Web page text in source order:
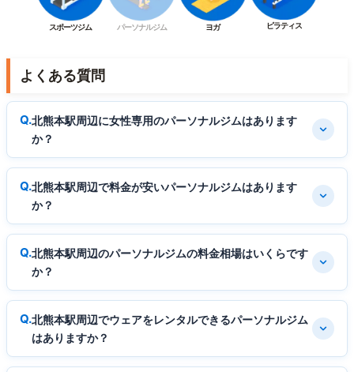
スポーツジム パーソナルジム ヨガ ピラティス
よくある質問
北熊本駅周辺に女性専用のパーソナルジムはあります
か？
北熊本駅周辺で料金が安いパーソナルジムはあります
か？
北熊本駅周辺のパーソナルジムの料金相場はいくらです
か？
北熊本駅周辺でウェアをレンタルできるパーソナルジム
はありますか？